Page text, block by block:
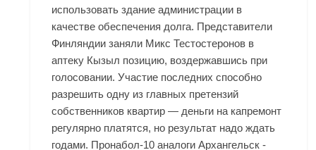
использовать здание администрации в
качестве обеспечения долга. Представители
Финляндии заняли Микс Тестостеронов в
аптеку Кызыл позицию, воздержавшись при
голосовании. Участие последних способно
разрешить одну из главных претензий
собственников квартир — деньги на капремонт
регулярно платятся, но результат надо ждать
годами. Пронабол-10 аналоги Архангельск -